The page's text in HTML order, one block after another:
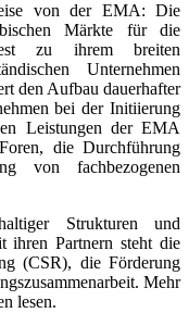
von der EMA: Die
Märkte für die
zu ihrem breiten
Unternehmen
den Aufbau dauerhafter
bei der Initiierung
Leistungen der EMA
die Durchführung
von fachbezogenen
Strukturen und
ihren Partnern steht die
(CSR), die Förderung
Mehr
lesen.